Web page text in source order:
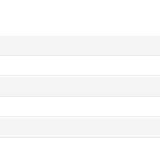
по всему Казахстану —